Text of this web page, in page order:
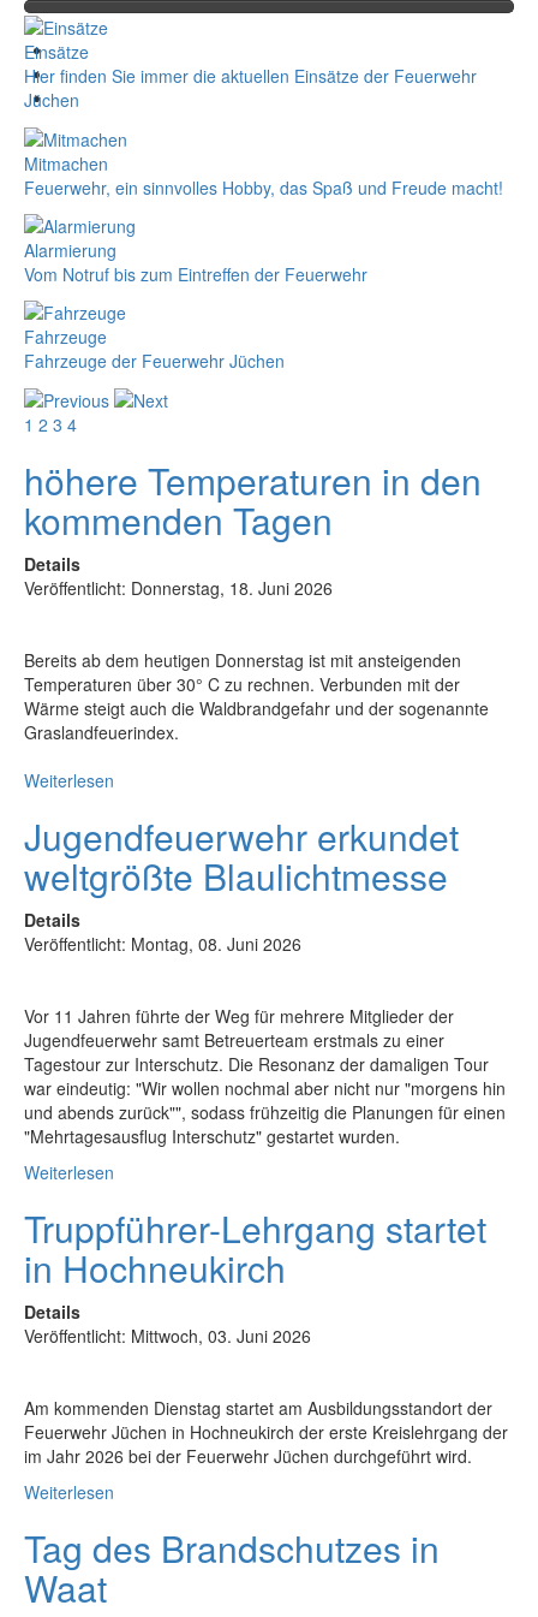
Einsätze
Hier finden Sie immer die aktuellen Einsätze der Feuerwehr
Jüchen
Mitmachen
Feuerwehr, ein sinnvolles Hobby, das Spaß und Freude macht!
Alarmierung
Vom Notruf bis zum Eintreffen der Feuerwehr
Fahrzeuge
Fahrzeuge der Feuerwehr Jüchen
1 2 3 4
höhere Temperaturen in den
kommenden Tagen
Details
Veröffentlicht: Donnerstag, 18. Juni 2026
Bereits ab dem heutigen Donnerstag ist mit ansteigenden
Temperaturen über 30° C zu rechnen. Verbunden mit der
Wärme steigt auch die Waldbrandgefahr und der sogenannte
Graslandfeuerindex.
Weiterlesen
Jugendfeuerwehr erkundet
weltgrößte Blaulichtmesse
Details
Veröffentlicht: Montag, 08. Juni 2026
Vor 11 Jahren führte der Weg für mehrere Mitglieder der
Jugendfeuerwehr samt Betreuerteam erstmals zu einer
Tagestour zur Interschutz. Die Resonanz der damaligen Tour
war eindeutig: "Wir wollen nochmal aber nicht nur "morgens hin
und abends zurück"", sodass frühzeitig die Planungen für einen
"Mehrtagesausflug Interschutz" gestartet wurden.
Weiterlesen
Truppführer-Lehrgang startet
in Hochneukirch
Details
Veröffentlicht: Mittwoch, 03. Juni 2026
Am kommenden Dienstag startet am Ausbildungsstandort der
Feuerwehr Jüchen in Hochneukirch der erste Kreislehrgang der
im Jahr 2026 bei der Feuerwehr Jüchen durchgeführt wird.
Weiterlesen
Tag des Brandschutzes in
Waat